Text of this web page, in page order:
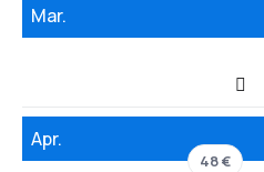
Mar.
Apr.
48 €